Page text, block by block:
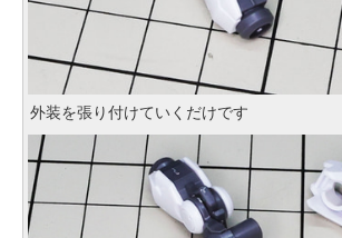
外装を張り付けていくだけです